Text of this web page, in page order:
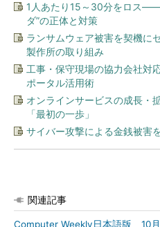
1人あたり15～30分をロス――
ダ”の正体と対策
ランサムウェア被害を契機に
製作所の取り組み
工事・保守現場の協力会社対
ポータル活用術
オンラインサービスの成長・
「最初の一歩」
サイバー攻撃による金銭被害
関連記事
Computer Weekly日本語版 10